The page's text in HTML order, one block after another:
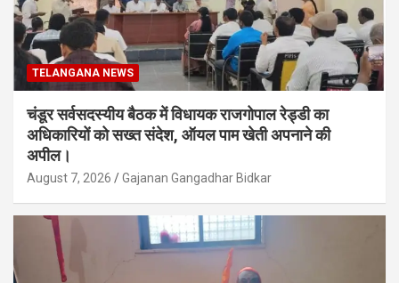
TELANGANA NEWS
चंडूर सर्वसदस्यीय बैठक में विधायक राजगोपाल रेड्डी का
अधिकारियों को सख्त संदेश, ऑयल पाम खेती अपनाने की
अपील।
August 7, 2026 Gajanan Gangadhar Bidkar